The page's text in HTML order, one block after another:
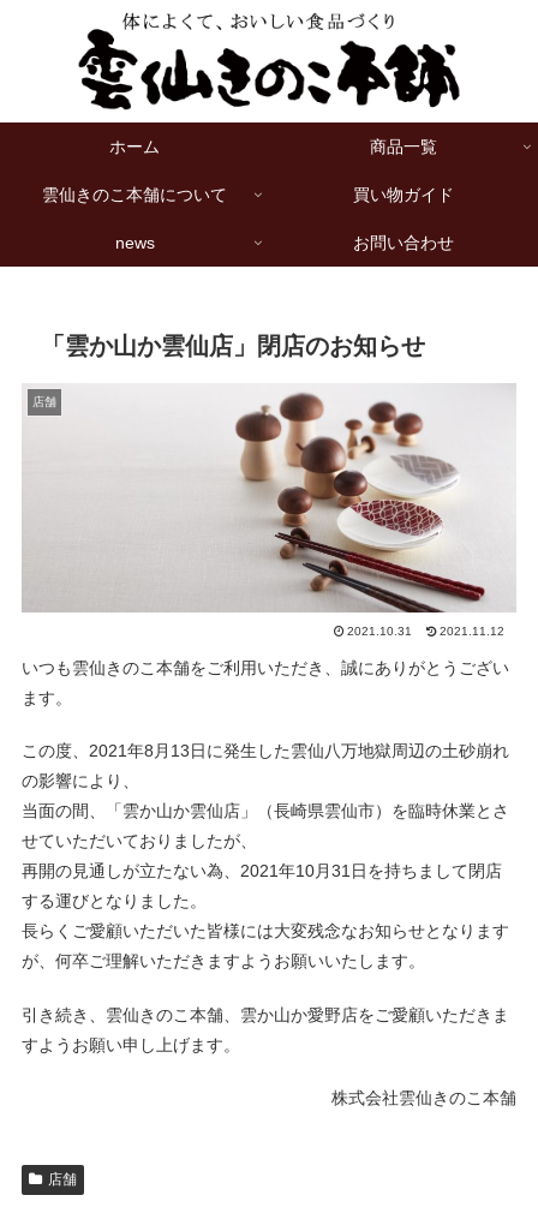
ホーム 商品一覧
雲仙きのこ本舗について 買い物ガイド
news お問い合わせ
「雲か山か雲仙店」閉店のお知らせ
店舗
2021.10.31 2021.11.12
いつも雲仙きのこ本舗をご利用いただき、誠にありがとうござい
ます。
この度、2021年8月13日に発生した雲仙八万地獄周辺の土砂崩れ
の影響により、
当面の間、「雲か山か雲仙店」（長崎県雲仙市）を臨時休業とさ
せていただいておりましたが、
再開の見通しが立たない為、2021年10月31日を持ちまして閉店
する運びとなりました。
長らくご愛顧いただいた皆様には大変残念なお知らせとなります
が、何卒ご理解いただきますようお願いいたします。
引き続き、雲仙きのこ本舗、雲か山か愛野店をご愛顧いただきま
すようお願い申し上げます。
株式会社雲仙きのこ本舗
店舗